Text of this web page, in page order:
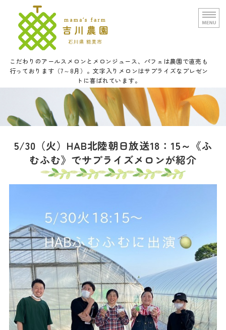
文字入りメロンと甘い野菜の
こだわりのアールスメロンとメロンジュース、パフェは農園で直売も
行っております（7～8月）。文字入りメロンはサプライズなプレゼン
トに喜ばれています。
農園概要
通信販売
口福メロンパフェについて
お問い合せ
5/30（火）HAB北陸朝日放送18：15～《ふ
むふむ》でサプライズメロンが紹介